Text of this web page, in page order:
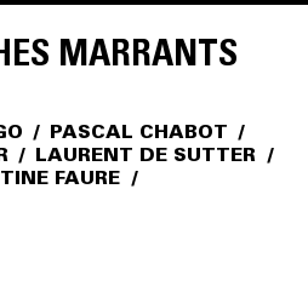
MARRANTS
/ PASCAL CHABOT /
/ LAURENT DE SUTTER /
FAURE /